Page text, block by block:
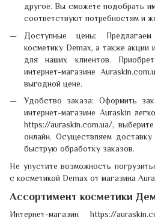
другое. Вы сможете подобрать
соответствуют потребностям и
Доступные цены:
косметику Demax, а также акции
для наших клиентов.
интернет-магазине
выгодной цене.
Удобство заказа: Оформить
интернет-магазине Auraskin
https://auraskin.com.ua/,
онлайн. Осуществляем
быструю обработку заказов.
Не упустите возможность
с косметикой Demax от магазина
Ассортимент косметики
Интернет-магазин https://